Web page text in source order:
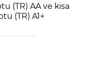
(TR) AA ve kısa
(TR) A1+